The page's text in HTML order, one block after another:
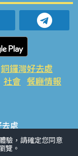
銅鑼灣好去處
社會 餐廳情報
處
角好去處 社會
驗，請確定您同意
覽。